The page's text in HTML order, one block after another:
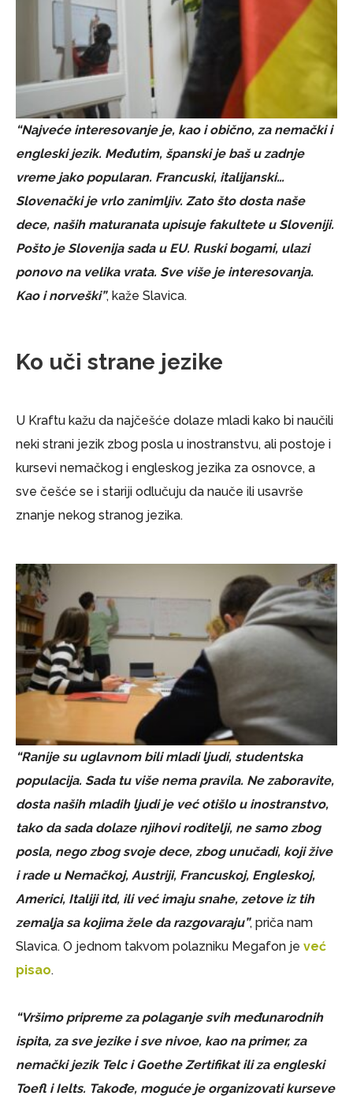
“Najveće interesovanje je, kao i obično, za nemački i
engleski jezik. Međutim, španski je baš u zadnje
vreme jako popularan. Francuski, italijanski…
Slovenački je vrlo zanimljiv. Zato što dosta naše
dece, naših maturanata upisuje fakultete u Sloveniji.
Pošto je Slovenija sada u EU. Ruski bogami, ulazi
ponovo na velika vrata. Sve više je interesovanja.
Kao i norveški”, kaže Slavica.
Ko uči strane jezike
U Kraftu kažu da najčešće dolaze mladi kako bi naučili
neki strani jezik zbog posla u inostranstvu, ali postoje i
kursevi nemačkog i engleskog jezika za osnovce, a
sve češće se i stariji odlučuju da nauče ili usavrše
znanje nekog stranog jezika.
“Ranije su uglavnom bili mladi ljudi, studentska
populacija. Sada tu više nema pravila. Ne zaboravite,
dosta naših mladih ljudi je već otišlo u inostranstvo,
tako da sada dolaze njihovi roditelji, ne samo zbog
posla, nego zbog svoje dece, zbog unučadi, koji žive
i rade u Nemačkoj, Austriji, Francuskoj, Engleskoj,
Americi, Italiji itd, ili već imaju snahe, zetove iz tih
zemalja sa kojima žele da razgovaraju”, priča nam
Slavica. O jednom takvom polazniku Megafon je već
pisao.
“Vršimo pripreme za polaganje svih međunarodnih
ispita, za sve jezike i sve nivoe, kao na primer, za
nemački jezik Telc i Goethe Zertifikat ili za engleski
Toefl i Ielts. Takođe, moguće je organizovati kurseve